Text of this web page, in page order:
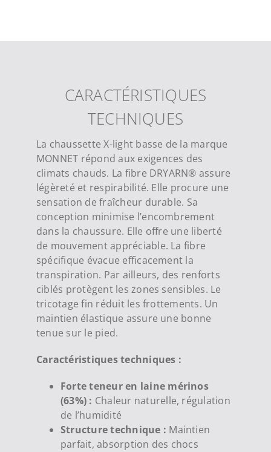
CARACTÉRISTIQUES
TECHNIQUES
La chaussette X-light basse de la marque
MONNET répond aux exigences des
climats chauds. La fibre DRYARN® assure
légèreté et respirabilité. Elle procure une
sensation de fraîcheur durable. Sa
conception minimise l’encombrement
dans la chaussure. Elle offre une liberté
de mouvement appréciable. La fibre
spécifique évacue efficacement la
transpiration. Par ailleurs, des renforts
ciblés protègent les zones sensibles. Le
tricotage fin réduit les frottements. Un
maintien élastique assure une bonne
tenue sur le pied.
Caractéristiques techniques :
Forte teneur en laine mérinos
(63%) : Chaleur naturelle, régulation
de l’humidité
Structure technique : Maintien
parfait, absorption des chocs